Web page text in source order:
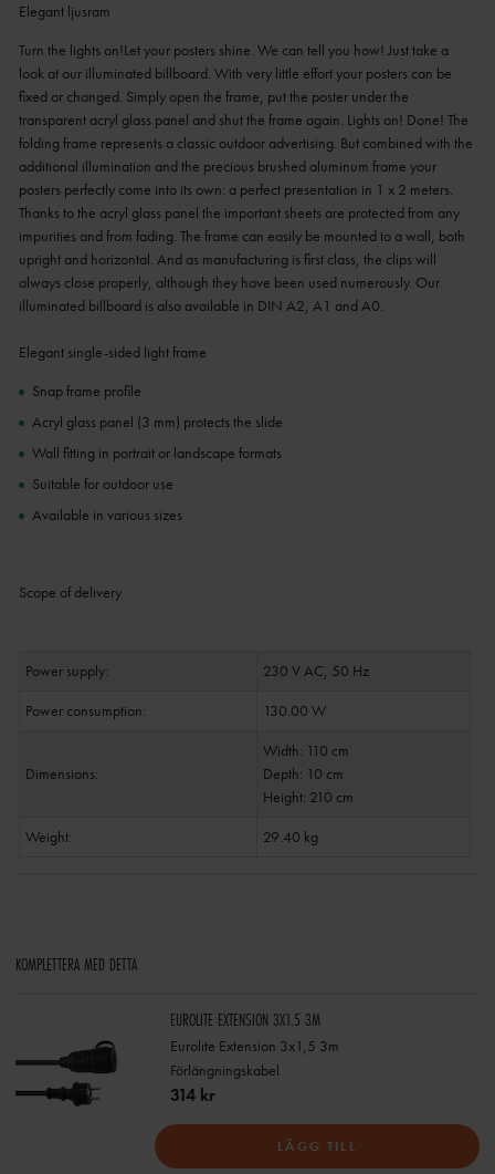
Elegant ljusram
Turn the lights on!Let your posters shine. We can tell you how! Just take a
look at our illuminated billboard. With very little effort your posters can be
fixed or changed. Simply open the frame, put the poster under the
transparent acryl glass panel and shut the frame again. Lights on! Done! The
folding frame represents a classic outdoor advertising. But combined with the
additional illumination and the precious brushed aluminum frame your
posters perfectly come into its own: a perfect presentation in 1 x 2 meters.
Thanks to the acryl glass panel the important sheets are protected from any
impurities and from fading. The frame can easily be mounted to a wall, both
upright and horizontal. And as manufacturing is first class, the clips will
always close properly, although they have been used numerously. Our
illuminated billboard is also available in DIN A2, A1 and A0.
Elegant single-sided light frame
Snap frame profile
Acryl glass panel (3 mm) protects the slide
Wall fitting in portrait or landscape formats
Suitable for outdoor use
Available in various sizes
Scope of delivery
Power supply:
230 V AC, 50 Hz
Power consumption:
130.00 W
Dimensions:
Width: 110 cm
Depth: 10 cm
Height: 210 cm
Weight:
29.40 kg
KOMPLETTERA MED DETTA
EUROLITE EXTENSION 3X1.5 3M
Eurolite Extension 3x1,5 3m
Förlängningskabel
314 kr
LÄGG TILL